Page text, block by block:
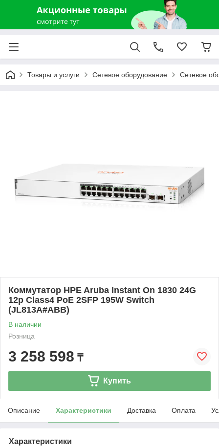
Товары и услуги Сетевое оборудование Сетевое
Коммутатор HPE Aruba Instant On 1830 24G
12p Class4 PoE 2SFP 195W Switch
(JL813A#ABB)
В наличии
Розница
3 258 598 ₸
Купить
Описание Характеристики Доставка Оплата
Характеристики